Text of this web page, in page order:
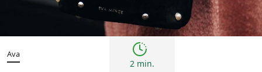
Sfaturi
Ava
2 min.